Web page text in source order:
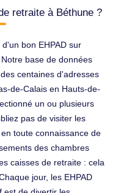
retraite à Béthune ?
bon EHPAD sur
base de données
centaines d'adresses
de-Calais en Hauts-de-
un ou plusieurs
pas de visiter les
toute connaissance de
des chambres
caisses de retraite : cela
jour, les EHPAD